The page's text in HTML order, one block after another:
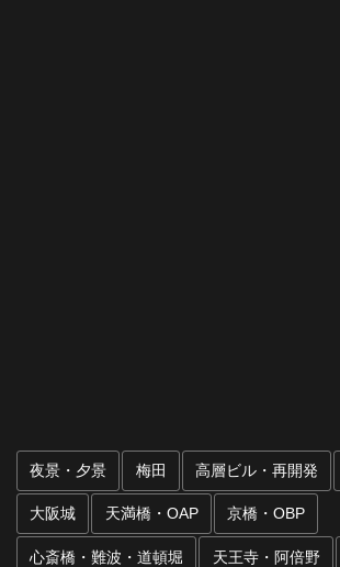
夜景・夕景 梅田 高層ビル・再開発
大阪城 天満橋・OAP 京橋・OBP
心斎橋・難波・道頓堀 天王寺・阿倍野